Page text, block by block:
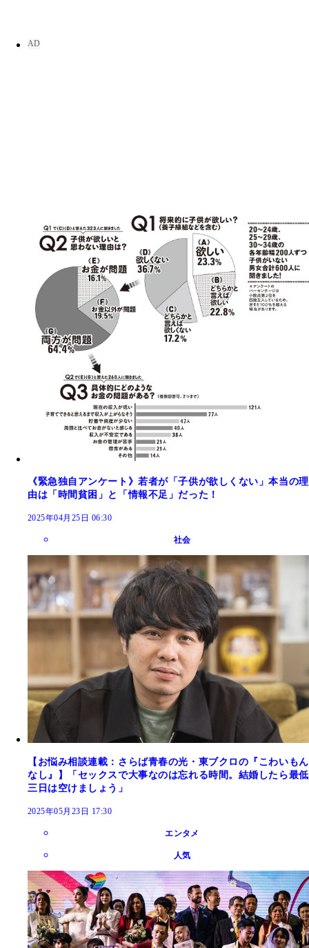
《緊急独自アンケート》若者が「子供が欲しくない」本当の理
由は「時間貧困」と「情報不足」だった！
2025年04月25日 06:30
社会
【お悩み相談連載：さらば青春の光・東ブクロの『こわいもん
なし』】「セックスで大事なのは忘れる時間。結婚したら最低
三日は空けましょう」
2025年05月23日 17:30
エンタメ
人気